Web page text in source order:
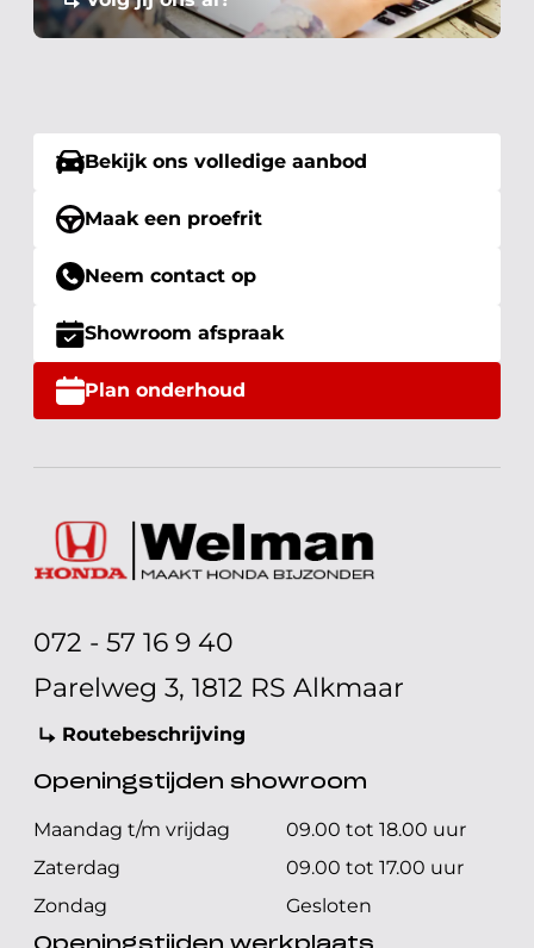
Bekijk ons volledige aanbod
Maak een proefrit
Neem contact op
Showroom afspraak
Plan onderhoud
072 - 57 16 9 40
Parelweg 3, 1812 RS Alkmaar
Routebeschrijving
Openingstijden showroom
Maandag t/m vrijdag
09.00 tot 18.00 uur
Zaterdag
09.00 tot 17.00 uur
Zondag
Gesloten